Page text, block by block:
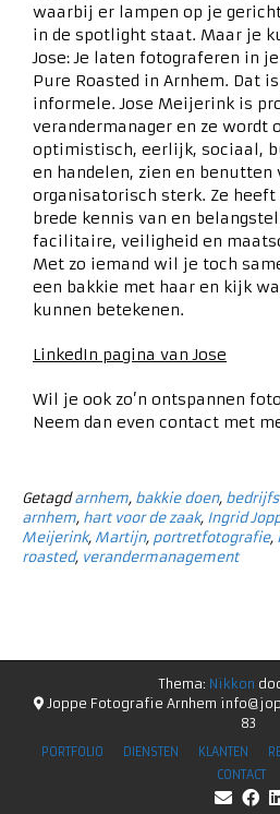
waarbij er lampen op je
in de spotlight staat. Maar je
Jose: Je laten fotograferen in
Pure Roasted in Arnhem. Dat
informele. Jose Meijerink is
verandermanager en ze wordt
optimistisch, eerlijk, sociaal,
en handelen, zien en benutten
organisatorisch sterk. Ze
brede kennis van en
facilitaire, veiligheid en
Met zo iemand wil je toch
een bakkie met haar en kijk
kunnen betekenen.
LinkedIn pagina van Jose
Wil je ook zo’n ontspannen
Neem dan even contact met
Getagdarnhem, bakkie doen,
arnhem, hart voor de zaak, Ingrid
Meijerink, Martijn, portretfotografie,
roasted, verandermanagement
Thema: Nikkon
Joppe Fotografie Arnhem
83
PORTFOLIO DIENSTEN KLANTEN
CONTACT